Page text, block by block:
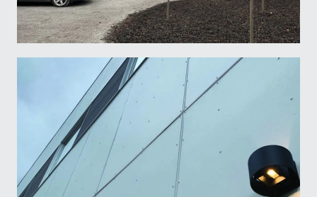
Email*
Business